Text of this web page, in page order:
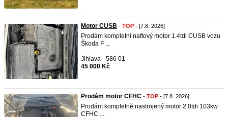
Motor CUSB - TOP - [7.8. 2026]
Prodám kompletní naftový motor 1.4tdi CUSB vozu
Škoda F ...
Jihlava - 586 01
45 000 Kč
Prodám motor CFHC - TOP - [7.8. 2026]
Prodám kompletně nastrojený motor 2.0tdi 103kw
CFHC ...